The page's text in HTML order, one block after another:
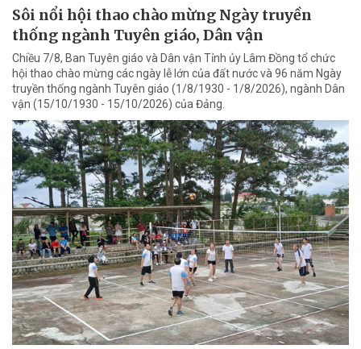
Sôi nổi hội thao chào mừng Ngày truyền
thống ngành Tuyên giáo, Dân vận
Chiều 7/8, Ban Tuyên giáo và Dân vận Tỉnh ủy Lâm Đồng tổ chức
hội thao chào mừng các ngày lễ lớn của đất nước và 96 năm Ngày
truyền thống ngành Tuyên giáo (1/8/1930 - 1/8/2026), ngành Dân
vận (15/10/1930 - 15/10/2026) của Đảng.